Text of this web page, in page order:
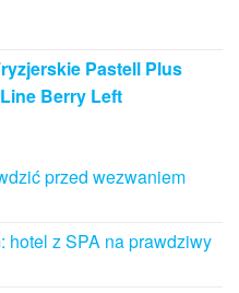
Pastell Plus
Berry Left
przed wezwaniem
hotel z SPA na prawdziwy